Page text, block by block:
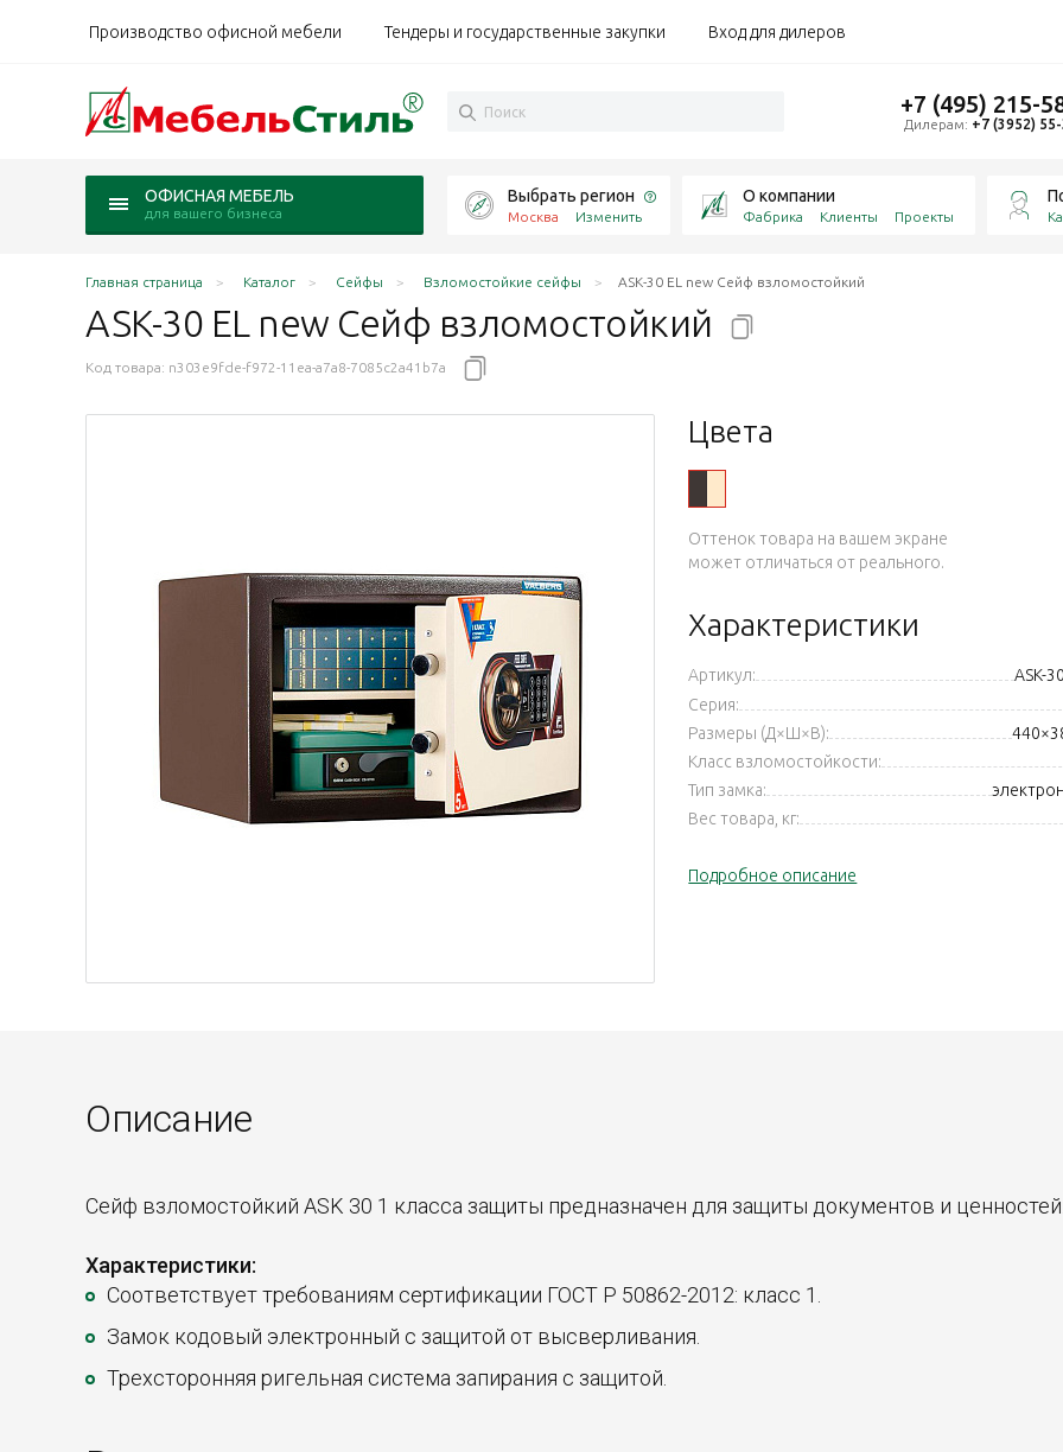
Производство офисной мебели Тендеры и государственные закупки Вход для дилеров
+7 (495) 215-
Дилерам: +7 (3952)
ОФИСНАЯ МЕБЕЛЬ
для вашего бизнеса
Выбрать регион
Москва Изменить
О компании
Фабрика Клиенты Проекты
Главная страница Каталог Сейфы Взломостойкие сейфы ASK-30 EL new Сейф взломостойкий
ASK-30 EL new Сейф взломостойкий
Код товара: n303e9fde-f972-11ea-a7a8-7085c2a41b7a
Цвета
Оттенок товара на вашем экране
может отличаться от реального.
Характеристики
Артикул:
ASK-
Серия:
Размеры (Д×Ш×В):
Класс взломостойкости:
Тип замка:
Вес товара, кг:
Подробное описание
Описание
Сейф взломостойкий ASK 30 1 класса защиты предназначен для защиты документов и
Характеристики:
Соответствует требованиям сертификации ГОСТ Р 50862-2012: класс 1.
Замок кодовый электронный с защитой от высверливания.
Трехсторонняя ригельная система запирания с защитой.